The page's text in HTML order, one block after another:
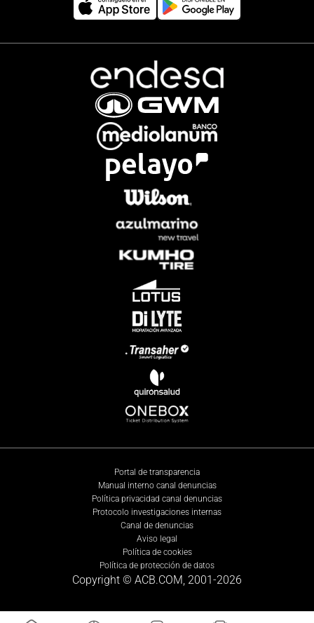
Portal de transparencia
Manual interno canal denuncias
Política privacidad canal denuncias
Protocolo investigaciones internas
Canal de denuncias
Aviso legal
Política de cookies
Política de protección de datos
Copyright © ACB.COM, 2001-2026